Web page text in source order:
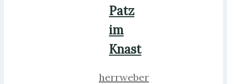
Patz
im
Knast
herrweber